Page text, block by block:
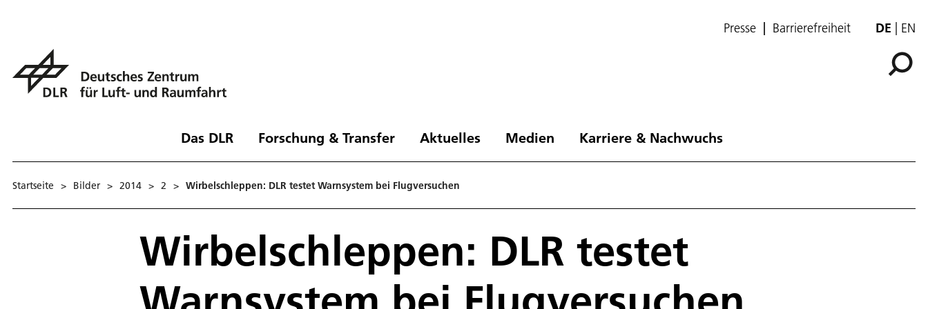
Presse Barrierefreiheit DE EN
Das DLR Forschung & Transfer Aktuelles Medien Karriere & Nachwuchs
Startseite > Bilder > 2014 > 2 > Wirbelschleppen: DLR testet Warnsystem bei Flugversuchen
Wirbelschleppen: DLR testet